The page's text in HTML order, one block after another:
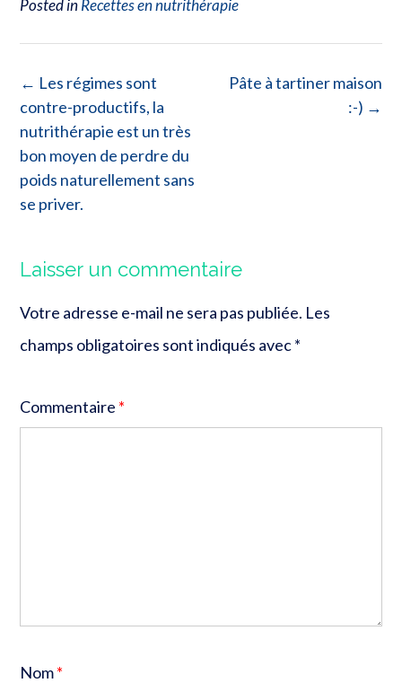
Posted inRecettes en nutrithérapie
Pâte à tartiner maison
:-) →
← Les régimes sont
contre-productifs, la
nutrithérapie est un très
bon moyen de perdre du
poids naturellement sans
se priver.
Laisser un commentaire
Votre adresse e-mail ne sera pas publiée. Les
champs obligatoires sont indiqués avec*
Commentaire *
Nom*